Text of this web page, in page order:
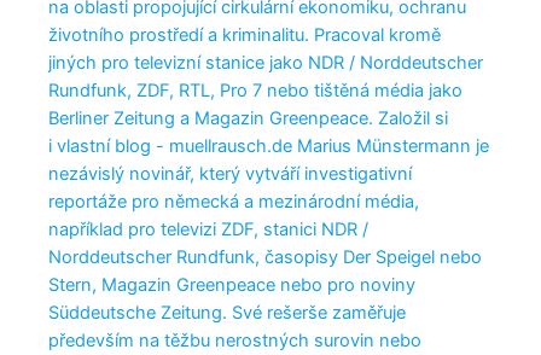
na oblasti propojující cirkulární ekonomiku, ochranu
životního prostředí a kriminalitu. Pracoval kromě
jiných pro televizní stanice jako NDR / Norddeutscher
Rundfunk, ZDF, RTL, Pro 7 nebo tištěná média jako
Berliner Zeitung a Magazin Greenpeace. Založil si
i vlastní blog - muellrausch.de Marius Münstermann je
nezávislý novinář, který vytváří investigativní
reportáže pro německá a mezinárodní média,
například pro televizi ZDF, stanici NDR /
Norddeutscher Rundfunk, časopisy Der Speigel nebo
Stern, Magazin Greenpeace nebo pro noviny
Süddeutsche Zeitung. Své rešerše zaměřuje
především na těžbu nerostných surovin nebo